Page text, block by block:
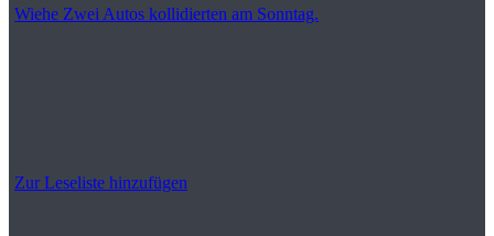
Wiehe Zwei Autos kollidierten am Sonntag.
Zur Leseliste hinzufügen